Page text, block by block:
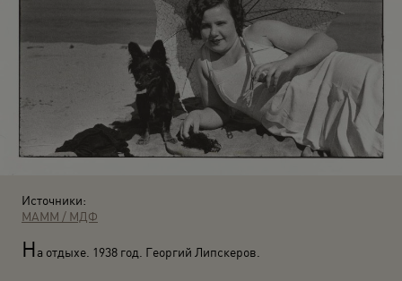
Источники:
МАММ / МДФ
На отдыхе. 1938 год. Георгий Липскеров.